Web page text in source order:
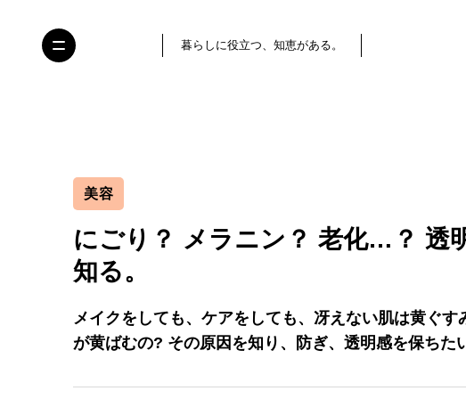
暮らしに役立つ、知恵がある。
美容
にごり？ メラニン？ 老化…？ 透
知る。
メイクをしても、ケアをしても、冴えない肌は黄ぐす
が黄ばむの? その原因を知り、防ぎ、透明感を保ちた